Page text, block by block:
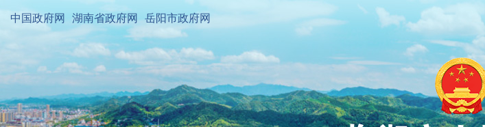
中国政府网 湖南省政府网 岳阳市政府网